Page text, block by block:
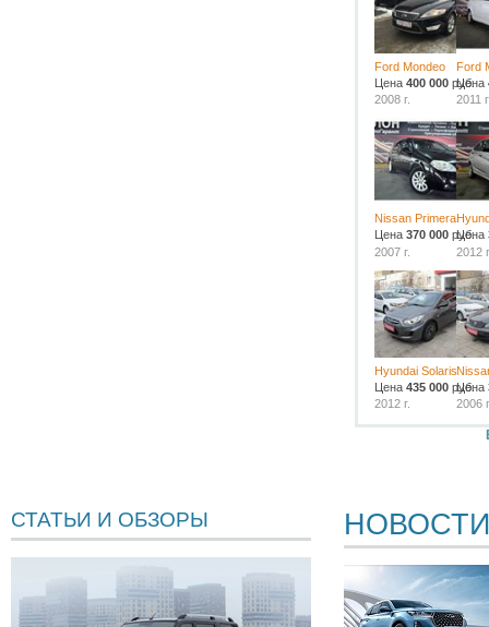
Ford Mondeo
Цена 400 000 руб.
2008 г.
Ford
Цена
2011
Nissan Primera
Цена 370 000 руб.
2007 г.
Цена
2012
Hyundai Solaris
Цена 435 000 руб.
2012 г.
Цена
2006
СТАТЬИ И ОБЗОРЫ НОВОСТИ